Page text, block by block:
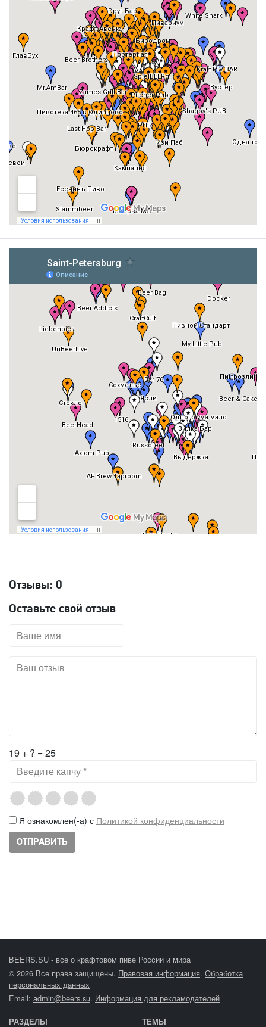
Отзывы: 0
Оставьте свой отзыв
19 + ? = 25
Я ознакомлен(-а) с Политикой конфиденциальности
BEERS.SU - все о крафтовом пиве России и мира
© 2026 Все права защищены. Правовая информация. Обработка
персональных данных
Email: admin@beers.su. Информация для рекламодателей
РАЗДЕЛЫ ТЕМЫ